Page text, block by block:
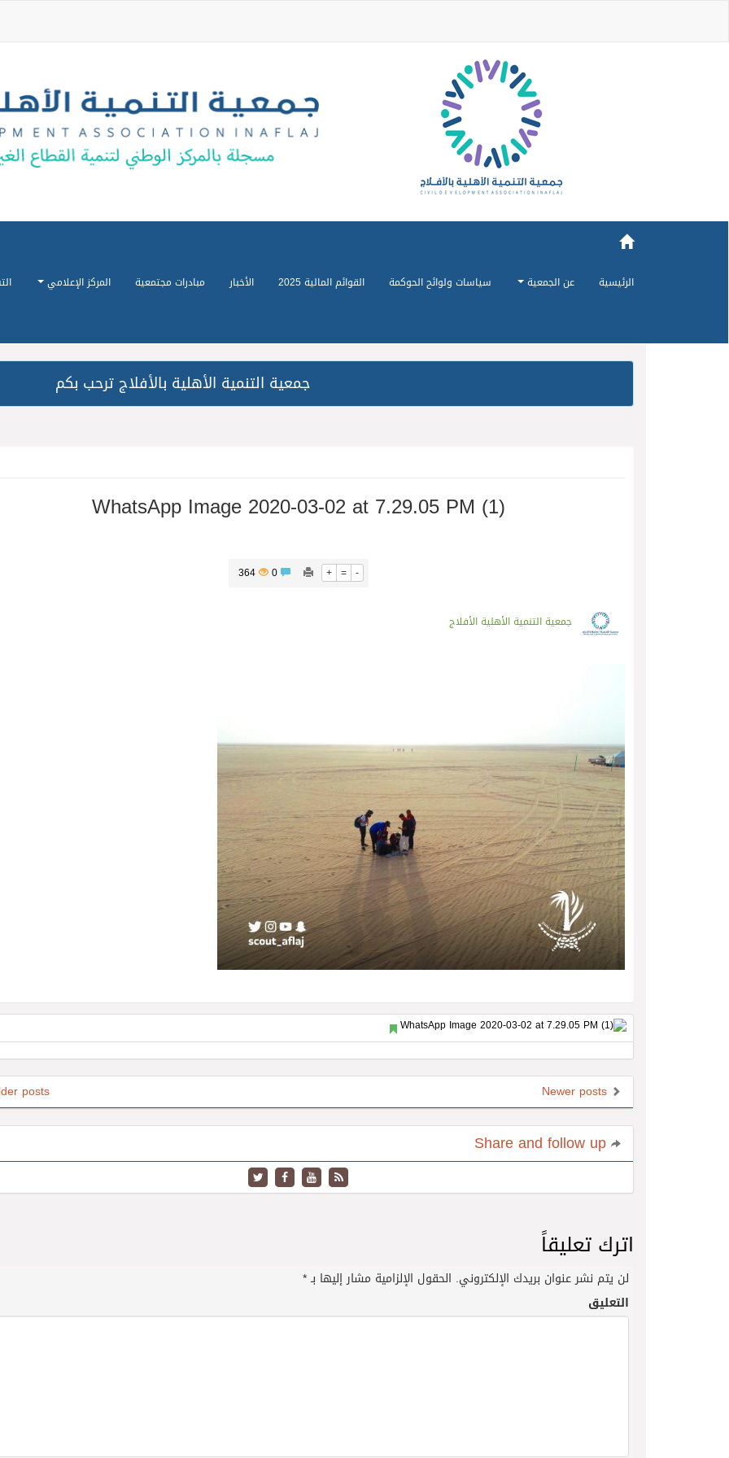
الرئيسية عن الجمعية سياسات ولوائح الحوكمة القوائم المالية 2025 الأخبار مبادرات مجتمعية المركز الإعلامي
جمعية التنمية الأهلية بالأفلاج ترحب بكم
WhatsApp Image 2020-03-02 at 7.29.05 PM (1)
+ = -
0
364
جمعية التنمية الأهلية الأفلاج
posts
اترك تعليقاً
لن يتم نشر عنوان بريدك الإلكتروني. الحقول الإلزامية مشار إليها بـ*
التعليق